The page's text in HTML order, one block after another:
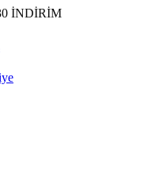
İNDİRİM